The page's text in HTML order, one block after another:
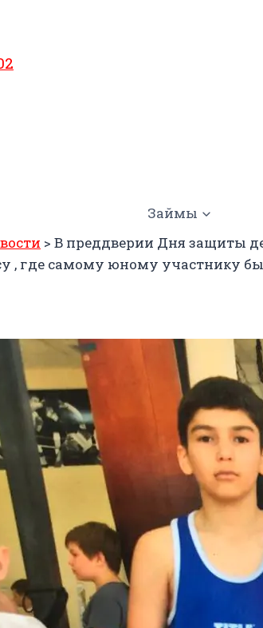
Займы
> В преддверии Дня защиты
, где самому юному участнику